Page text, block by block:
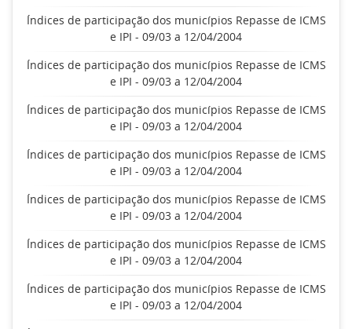
Índices de participação dos municípios Repasse de ICMS
e IPI - 09/03 a 12/04/2004
Índices de participação dos municípios Repasse de ICMS
e IPI - 09/03 a 12/04/2004
Índices de participação dos municípios Repasse de ICMS
e IPI - 09/03 a 12/04/2004
Índices de participação dos municípios Repasse de ICMS
e IPI - 09/03 a 12/04/2004
Índices de participação dos municípios Repasse de ICMS
e IPI - 09/03 a 12/04/2004
Índices de participação dos municípios Repasse de ICMS
e IPI - 09/03 a 12/04/2004
Índices de participação dos municípios Repasse de ICMS
e IPI - 09/03 a 12/04/2004